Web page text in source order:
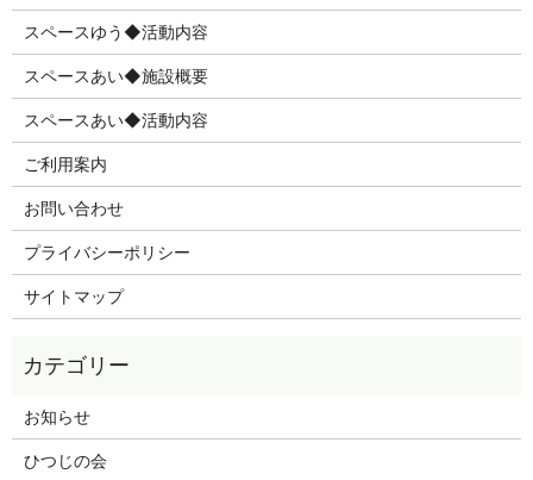
スペースゆう◆活動内容
スペースあい◆施設概要
スペースあい◆活動内容
ご利用案内
お問い合わせ
プライバシーポリシー
サイトマップ
お知らせ
ひつじの会